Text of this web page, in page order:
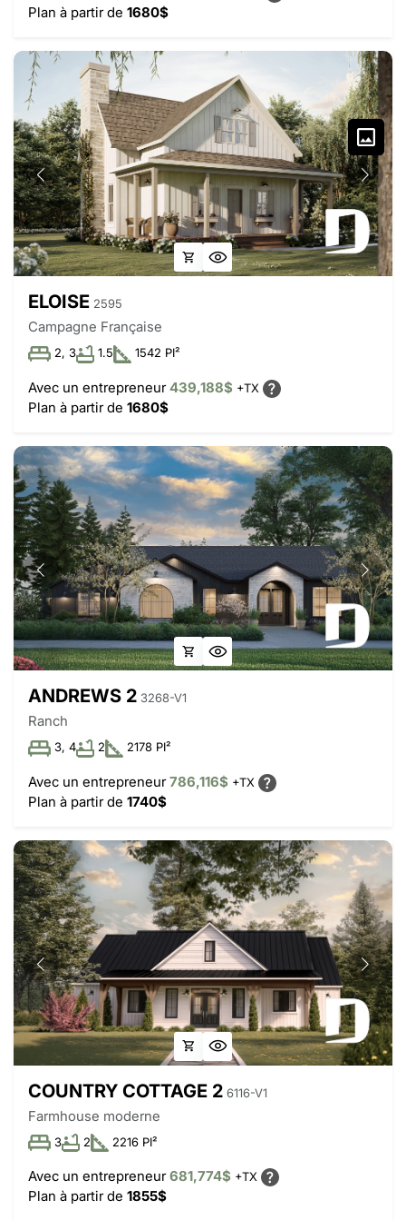
Plan à partir de 1680$
ELOISE 2595
Campagne Française
2, 3 1.5 1542 PI²
Avec un entrepreneur439,188$ +TX
Plan à partir de 1680$
ANDREWS 2 3268-V1
Ranch
3, 4 2 2178 PI²
Avec un entrepreneur786,116$ +TX
Plan à partir de 1740$
COUNTRY COTTAGE 2 6116-V1
Farmhouse moderne
3 2 2216 PI²
Avec un entrepreneur681,774$ +TX
Plan à partir de 1855$